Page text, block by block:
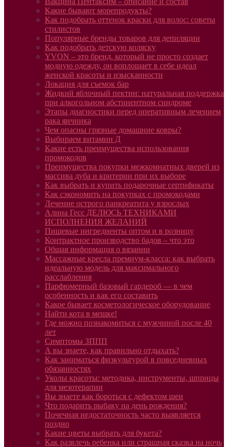
Какие бывают морепродукты?
Как подобрать оттенок краски для волос: советы
стилистов
Популярные бренды товаров для депиляции
Как подобрать детскую коляску
YVON – это бренд, который не просто создает
модную одежду, он воплощает в себе идеал
женской красоты и изысканности
Локация для съемок бар
Жидкий яблочный пектин: натуральная поддержка
при алкогольном абстинентном синдроме
Этапы диагностики перед оперативным лечением
рака яичника
Чем опасны грязные домашние ковры?
Выбираем витамин Д
Какие есть преимущества использования
промокодов
Преимущества покупки межкомнатных дверей из
массива дуба и критерии при их выборе
Как выбрать и купить подарочные сертификаты
Как сэкономить на покупках с промокодами
Лечение острого панкреатита у взрослых
Алина Гесс ДЕЛЮСЬ ТЕХНИКАМИ
ИСПОЛНЕНИЯ ЖЕЛАНИЙ
Пищевые ингредиенты оптом и в розницу
Контрактное производство бадов – что это
Общая информация о вязании
Массажные кресла премиум-класса: как выбрать
идеальную модель для максимального
расслабления
Парфюмерный базовый гардероб — в чем
особенность и как его составить
Какое бывает косметологическое оборудование
Найти кота в мешке!
Где можно познакомиться с мужчиной после 40
лет
Симптомы ЗППП
А вы знаете, как правильно отдыхать?
Как заниматься физкультурой в повседневных
обязанностях
Уколы красоты: методика, инструменты, шприцы
для мезотерапии
Вы знаете как бороться с дефектом шеи
Что подарить рыбаку на день рождения?
Почечная недостаточность часто выявляется
поздно
Какие цветы выбрать для букета?
Как развлечь ребенка или страшная сказка на ночь